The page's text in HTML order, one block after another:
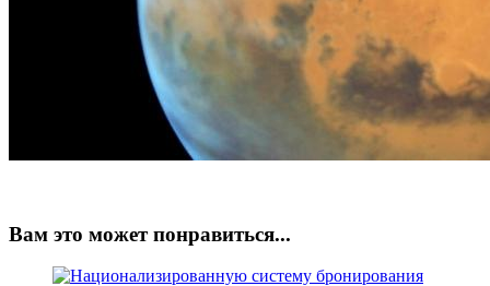
Вам это может понравиться...